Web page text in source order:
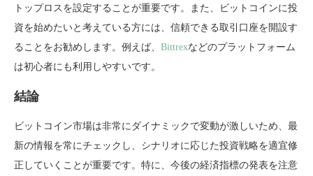
トップロスを設定することが重要です。また、ビットコインに投
資を始めたいと考えている方には、信頼できる取引口座を開設す
ることをお勧めします。例えば、 Bittrexなどのプラットフォーム
は初心者にも利用しやすいです。
結論
ビットコイン市場は非常にダイナミックで変動が激しいため、最
新の情報を常にチェックし、シナリオに応じた投資戦略を適宜修
正していくことが重要です。特に、今後の経済指標の発表を注意